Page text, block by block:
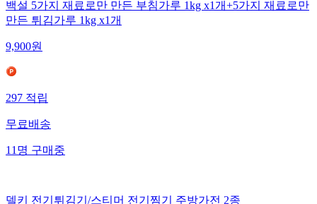
백설 5가지 재료로만 만든 부침가루 1kg x1개+5가지 재료로만
만든 튀김가루 1kg x1개
9,900원
297적립
무료배송
11명구매중